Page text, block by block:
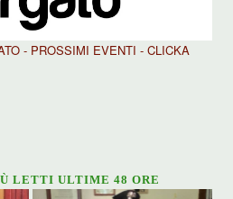
- PROSSIMI EVENTI - CLICKA
LETTI ULTIME 48 ORE